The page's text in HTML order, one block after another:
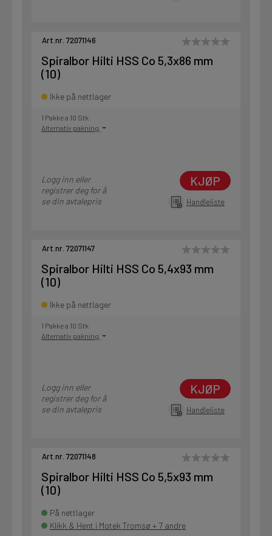
Art.nr. 72071146
Spiralbor Hilti HSS Co 5,3x86 mm
(10)
Ikke på nettlager
1 Pakke a 10 Stk
Alternativ pakning
Logg inn eller
registrer deg for å
se din avtalepris
KJØP
Handleliste
Art.nr. 72071147
Spiralbor Hilti HSS Co 5,4x93 mm
(10)
Ikke på nettlager
1 Pakke a 10 Stk
Alternativ pakning
Logg inn eller
registrer deg for å
se din avtalepris
KJØP
Handleliste
Art.nr. 72071148
Spiralbor Hilti HSS Co 5,5x93 mm
(10)
På nettlager
Klikk & Hent i Motek Tromsø + 7 andre